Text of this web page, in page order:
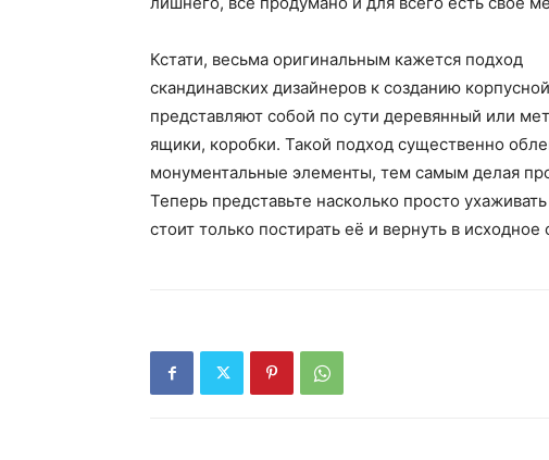
Кстати, весьма оригинальным кажется подход
скандинавских дизайнеров к созданию
представляют собой по сути деревянный или
ящики, коробки. Такой подход существенно
монументальные элементы, тем самым делая
Теперь представьте насколько просто
стоит только постирать её и вернуть в исходное